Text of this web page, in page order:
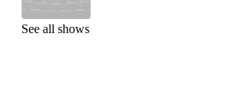
See all shows